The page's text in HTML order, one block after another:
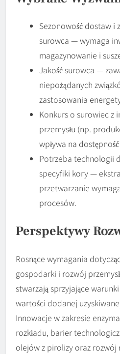
Sezonowość dostaw i
surowca — wymaga
magazynowanie i
Jakość surowca —
niepożądanych
zastosowania
Konkurs o surowiec z
przemysłu (np.
wpływa na
Potrzeba technologii
specyfiki kory —
przetwarzanie
procesów.
Perspektywy
Rosnące wymagania
gospodarki i rozwój
stwarzają sprzyjające
wartości dodanej
Innowacje w zakresie
rozkładu, barier
olejów z pirolizy oraz